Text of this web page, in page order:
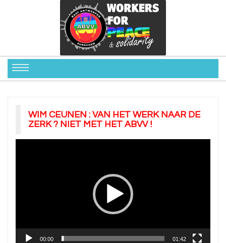
WIM CEUNEN : VAN HET WERK NAAR DE
ZERK ? NIET MET HET ABVV !
00:00 01:42